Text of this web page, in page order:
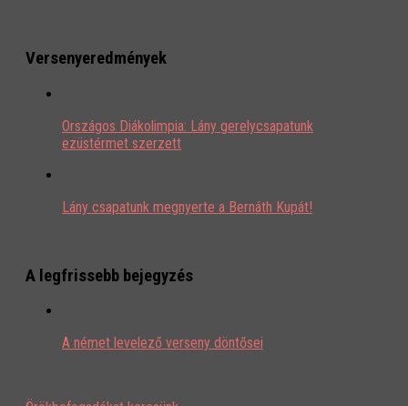
Versenyeredmények
Országos Diákolimpia: Lány gerelycsapatunk
ezüstérmet szerzett
Lány csapatunk megnyerte a Bernáth Kupát!
A legfrissebb bejegyzés
A német levelező verseny döntősei